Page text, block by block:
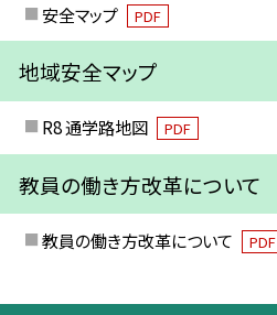
安全マップ PDF
地域安全マップ
R8 通学路地図 PDF
教員の働き方改革について
教員の働き方改革について PDF